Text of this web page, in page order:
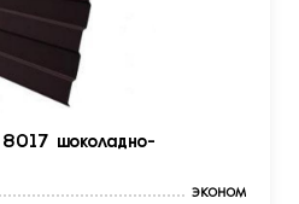
шоколадно-
эконом